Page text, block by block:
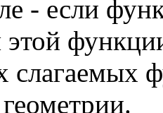
- если
этой
слагаемых